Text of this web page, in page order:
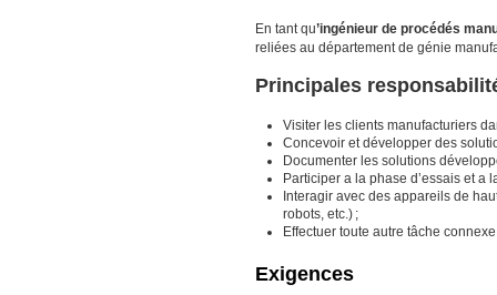
En tant qu’ingénieur de procédés
reliées au département de génie
Principales
Visiter les clients manufacturiers
Concevoir et développer des
Documenter les solutions
Participer a la phase d’essais et a
Interagir avec des appareils de
robots, etc.) ;
Effectuer toute autre tâche
Exigences